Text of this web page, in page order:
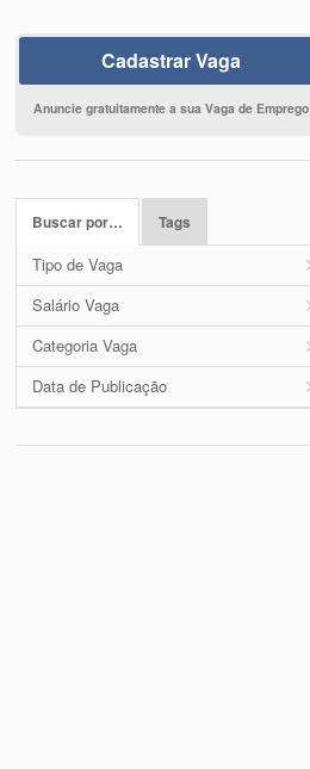
Cadastrar Vaga
Anuncie gratuitamente a sua Vaga de Emprego
Buscar por… Tags
Tipo de Vaga
Salário Vaga
Categoria Vaga
Data de Publicação